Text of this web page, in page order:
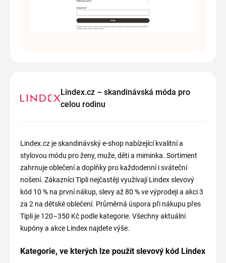
Lindex.cz – skandinávská móda pro
celou rodinu
Lindex.cz je skandinávský e-shop nabízející kvalitní a
stylovou módu pro ženy, muže, děti a miminka. Sortiment
zahrnuje oblečení a doplňky pro každodenní i sváteční
nošení. Zákazníci Tipli nejčastěji využívají Lindex slevový
kód 10 % na první nákup, slevy až 80 % ve výprodeji a akci 3
za 2 na dětské oblečení. Průměrná úspora při nákupu přes
Tipli je 120–350 Kč podle kategorie. Všechny aktuální
kupóny a akce Lindex najdete výše.
Kategorie, ve kterých lze použít slevový kód Lindex